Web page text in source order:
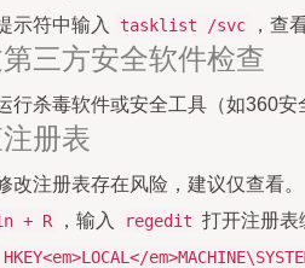
示符中输入
tasklist /svc ，查
三方安全软件检查
行杀毒软件或安全工具（如360安
册表
改注册表存在风险，建议仅查看。
+ R ，输入 regedit 打开注册表
HKEY<em>LOCAL</